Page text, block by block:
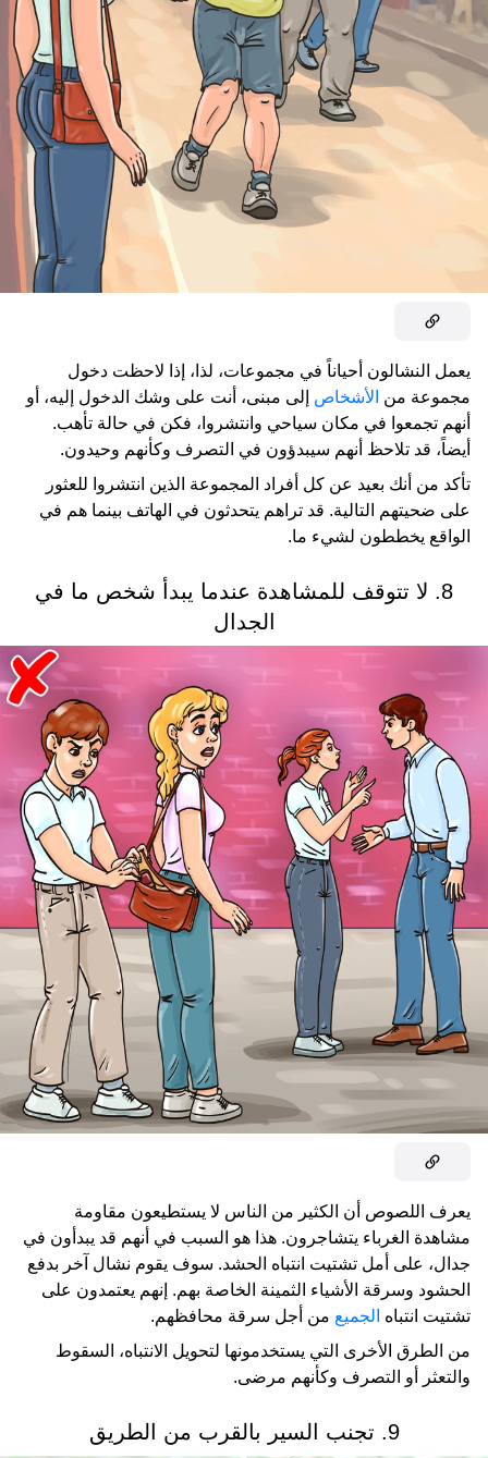
يعمل النشالون أحياناً في مجموعات، لذا، إذا لاحظت دخول
مجموعة من الأشخاص إلى مبنى، أنت على وشك الدخول إليه، أو
أنهم تجمعوا في مكان سياحي وانتشروا، فكن في حالة تأهب.
أيضاً، قد تلاحظ أنهم سيبدؤون في التصرف وكأنهم وحيدون.
تأكد من أنك بعيد عن كل أفراد المجموعة الذين انتشروا للعثور
على ضحيتهم التالية. قد تراهم يتحدثون في الهاتف بينما هم في
الواقع يخططون لشيء ما.
8. لا تتوقف للمشاهدة عندما يبدأ شخص ما في
الجدال
يعرف اللصوص أن الكثير من الناس لا يستطيعون مقاومة
مشاهدة الغرباء يتشاجرون. هذا هو السبب في أنهم قد يبدأون في
جدال، على أمل تشتيت انتباه الحشد. سوف يقوم نشال آخر بدفع
الحشود وسرقة الأشياء الثمينة الخاصة بهم. إنهم يعتمدون على
تشتيت انتباه الجميع من أجل سرقة محافظهم.
من الطرق الأخرى التي يستخدمونها لتحويل الانتباه، السقوط
والتعثر أو التصرف وكأنهم مرضى.
9. تجنب السير بالقرب من الطريق